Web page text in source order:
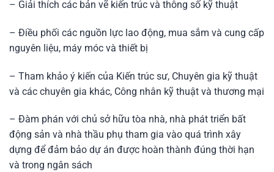
– Giải thích các bản vẽ kiến ​​trúc và thông số kỹ thuật
– Điều phối các nguồn lực lao động, mua sắm và cung cấp
nguyên liệu, máy móc và thiết bị
– Tham khảo ý kiến ​​của Kiến trúc sư, Chuyên gia kỹ thuật
và các chuyên gia khác, Công nhân kỹ thuật và thương mại
– Đàm phán với chủ sở hữu tòa nhà, nhà phát triển bất
động sản và nhà thầu phụ tham gia vào quá trình xây
dựng để đảm bảo dự án được hoàn thành đúng thời hạn
và trong ngân sách